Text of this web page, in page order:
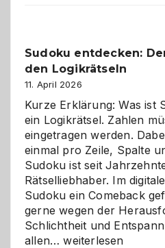
Sudoku entdecken:
den Logikrätseln
11. April 2026
Kurze Erklärung: Was ist
ein Logikrätsel. Zahlen
eingetragen werden.
einmal pro Zeile, Spalte
Sudoku ist seit
Rätselliebhaber. Im
Sudoku ein Comeback
gerne wegen der
Schlichtheit und
allen…Sudoku
weiterlesen